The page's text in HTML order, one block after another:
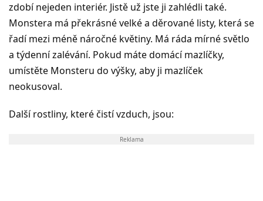
zdobí nejeden interiér. Jistě už jste ji zahlédli také.
Monstera má překrásné velké a děrované listy, která se
řadí mezi méně náročné květiny. Má ráda mírné světlo
a týdenní zalévání. Pokud máte domácí mazlíčky,
umístěte Monsteru do výšky, aby ji mazlíček
neokusoval.
Další rostliny, které čistí vzduch, jsou:
Reklama